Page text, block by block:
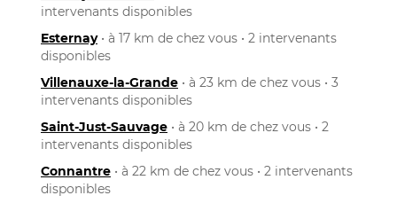
intervenants disponibles
Esternay• à 17 km de chez vous • 2 intervenants
disponibles
Villenauxe-la-Grande • à 23 km de chez vous • 3
intervenants disponibles
Saint-Just-Sauvage • à 20 km de chez vous • 2
intervenants disponibles
Connantre • à 22 km de chez vous • 2 intervenants
disponibles